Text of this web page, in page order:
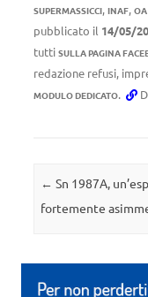
SUPERMASSICCI, INAF,
pubblicato il 14/05/
tutti SULLA PAGINA
redazione refusi,
MODULO DEDICATO.
Navigazione
← Sn 1987A,
fortemente